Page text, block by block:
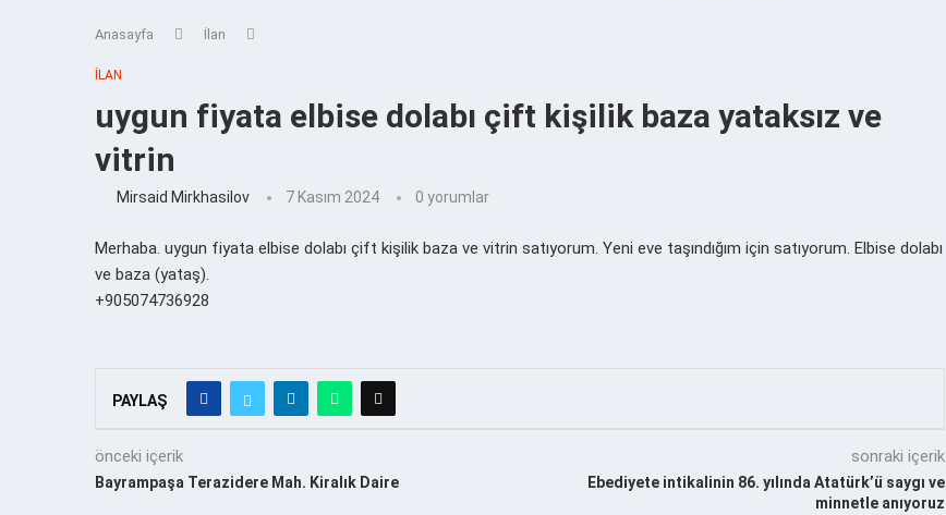
Anasayfa İlan
İLAN
uygun fiyata elbise dolabı çift kişilik baza yataksız ve
vitrin
Mirsaid Mirkhasilov 7 Kasım 2024 0 yorumlar
Merhaba. uygun fiyata elbise dolabı çift kişilik baza ve vitrin satıyorum. Yeni eve taşındığım için satıyorum. Elbise dolabı
ve baza (yataş).
+905074736928
PAYLAŞ
önceki içerik
Bayrampaşa Terazidere Mah. Kiralık Daire
sonraki içerik
Ebediyete intikalinin 86. yılında Atatürk’ü saygı ve
minnetle anıyoruz